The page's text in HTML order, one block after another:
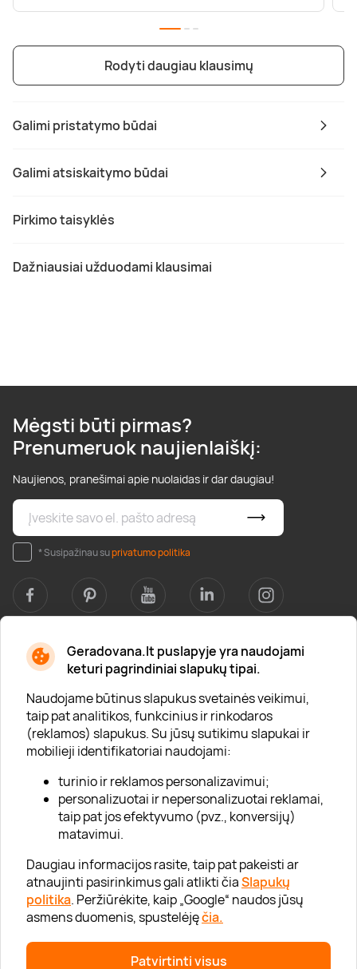
Geradovana.lt puslapyje yra naudojami
keturi pagrindiniai slapukų tipai.
Naudojame būtinus slapukus svetainės veikimui,
taip pat analitikos, funkcinius ir rinkodaros
(reklamos) slapukus. Su jūsų sutikimu slapukai ir
mobilieji identifikatoriai naudojami:
turinio ir reklamos personalizavimui;
personalizuotai ir nepersonalizuotai reklamai,
taip pat jos efektyvumo (pvz., konversijų)
matavimui.
Daugiau informacijos rasite, taip pat pakeisti ar
atnaujinti pasirinkimus gali atlikti čiaSlapukų
politika. Peržiūrėkite, kaip „Google“ naudos jūsų
asmens duomenis, spustelėjęčia.
Patvirtinti visus
Galimi pristatymo būdai
Galimi atsiskaitymo būdai
Pirkimo taisyklės
Dažniausiai užduodami klausimai
Rodyti daugiau klausimų
Mėgsti būti pirmas?
Prenumeruok naujienlaiškį:
Naujienos, pranešimai apie nuolaidas ir dar daugiau!
* Susipažinau suprivatumo politika
Apie mus
Apie „Gera Dovana“
Lojalumo klubas
Karjera
Visi partneriai
Kontaktai
Tinklaraštis
Informacija